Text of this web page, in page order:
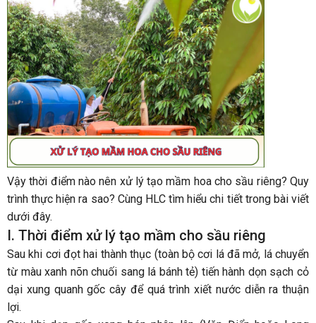
Vậy thời điểm nào nên xử lý tạo mầm hoa cho sầu riêng? Quy
trình thực hiện ra sao? Cùng HLC tìm hiểu chi tiết trong bài viết
dưới đây.
I. Thời điểm xử lý tạo mầm cho sầu riêng
Sau khi cơi đọt hai thành thục (toàn bộ cơi lá đã mở, lá chuyển
từ màu xanh nõn chuối sang lá bánh tẻ) tiến hành dọn sạch cỏ
dại xung quanh gốc cây để quá trình xiết nước diễn ra thuận
lợi.